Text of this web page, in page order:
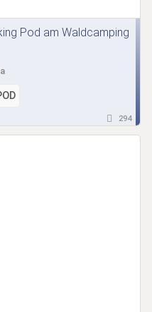
Pod am Waldcamping
294